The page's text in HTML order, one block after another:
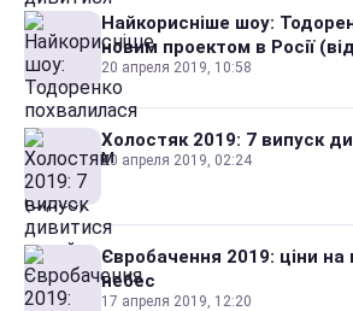
Найкорисніше шоу:
новим проектом в Росії
20 апреля 2019, 10:58
Холостяк 2019: 7 випуск
20 апреля 2019, 02:24
Євробачення 2019: ціни на
небес
17 апреля 2019, 12:20